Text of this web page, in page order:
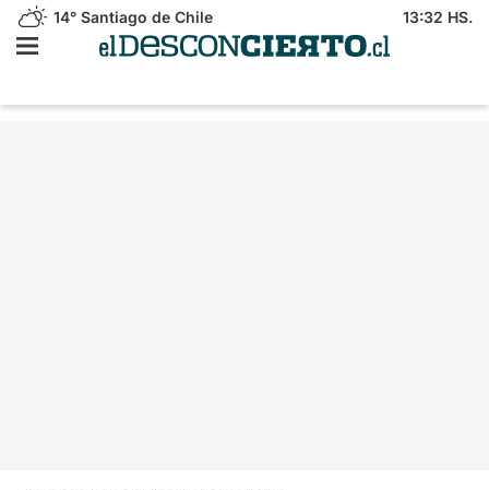
14° Santiago de Chile 13:32 HS.